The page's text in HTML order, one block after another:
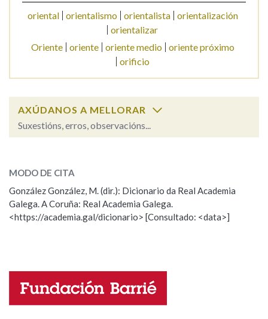
oriental orientalismo orientalista
orientalización
orientalizar
Oriente
oriente oriente medio
oriente próximo
orificio
AXÚDANOS A MELLORAR
Suxestións, erros, observacións...
ESCOLLE UNHA OPCIÓN:
Observación Hai un erro na palabra
Propoño mellorar a definición
Nome
MODO DE CITA
González González, M. (dir.): Dicionario da Real Academia
Galega. A Coruña: Real Academia Galega.
<https://academia.gal/dicionario> [Consultado: <data>]